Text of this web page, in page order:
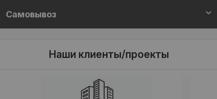
Самовывоз
Наши клиенты/проекты